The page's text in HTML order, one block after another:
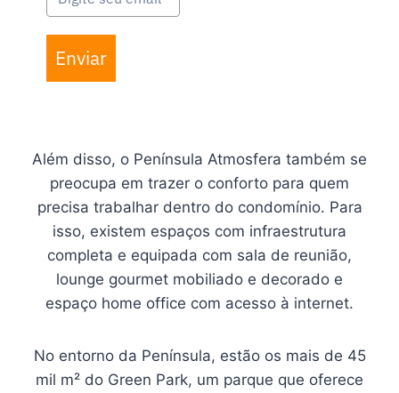
Enviar
Além disso, o Península Atmosfera também se
preocupa em trazer o conforto para quem
precisa trabalhar dentro do condomínio. Para
isso, existem espaços com infraestrutura
completa e equipada com sala de reunião,
lounge gourmet mobiliado e decorado e
espaço home office com acesso à internet.
No entorno da Península, estão os mais de 45
mil m² do Green Park, um parque que oferece